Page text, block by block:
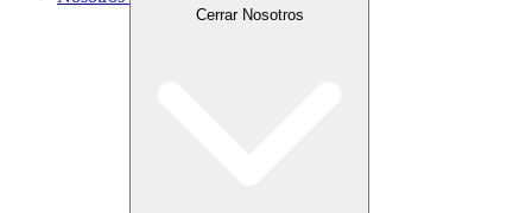
Cerrar Nosotros